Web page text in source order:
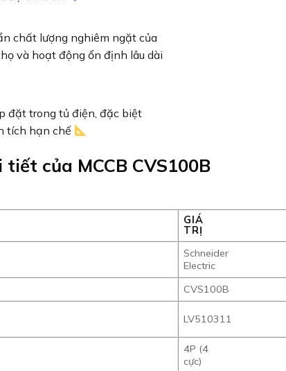
chất lượng nghiêm ngặt của
và hoạt động ổn định lâu dài
đặt trong tủ điện, đặc biệt
tích hạn chế
của MCCB CVS100B
GIÁ
TRỊ
Schneider
Electric
CVS100B
LV510311
4P (4
cực)